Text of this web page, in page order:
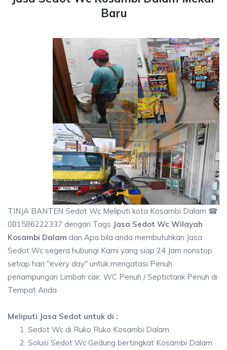
Baru
TINJA BANTEN Sedot Wc Meliputi kota Kosambi Dalam ☎
081586222337 dengan Tags Jasa Sedot Wc Wilayah
Kosambi Dalam dan Apa bila anda membutuhkan Jasa
Sedot Wc segera hubungi Kami yang siap 24 Jam nonstop
setiap hari "every day" untuk mengatasi Penuh
penampungan Limbah cair, WC Penuh / Septictank Penuh di
Tempat Anda.
Meliputi Jasa Sedot untuk di :
Sedot Wc di Ruko Ruko Kosambi Dalam
Solusi Sedot Wc Gedung bertingkat Kosambi Dalam